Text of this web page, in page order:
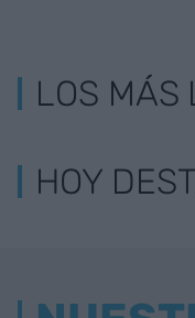
LOS MÁS
HOY